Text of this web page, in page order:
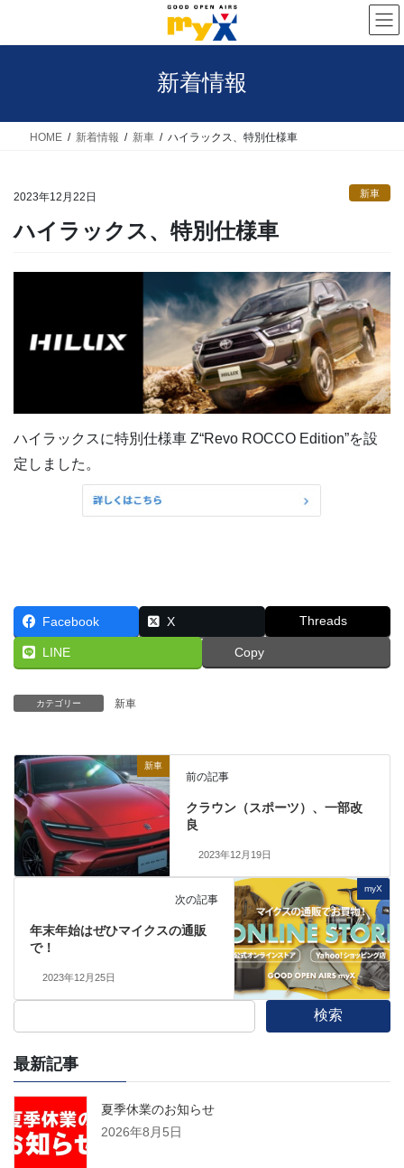
プ
動
新着情報
HOME 新着情報 新車 ハイラックス、特別仕様車
2023年12月22日 新車
ハイラックス、特別仕様車
ハイラックスに特別仕様車 Z“Revo ROCCO Edition”を設
定しました。
Facebook X Threads
LINE Copy
カテゴリー 新車
新車
前の記事
クラウン（スポーツ）、一部改
良
2023年12月19日
myX
次の記事
年末年始はぜひマイクスの通販
で！
2023年12月25日
検索
最新記事
夏季休業のお知らせ
2026年8月5日